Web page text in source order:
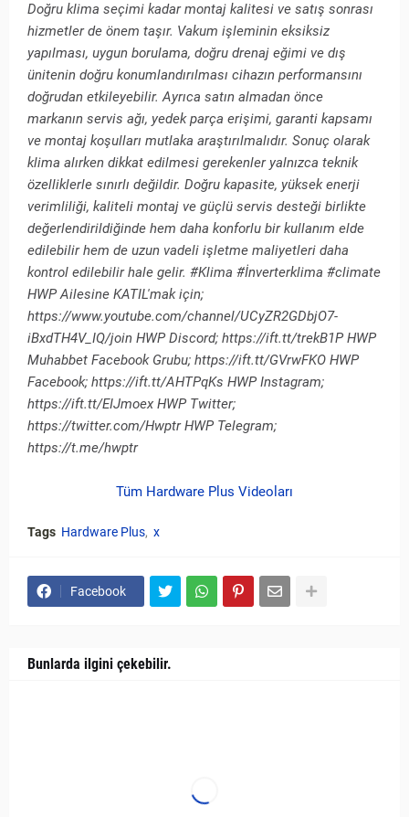
Doğru klima seçimi kadar montaj kalitesi ve satış sonrası
hizmetler de önem taşır. Vakum işleminin eksiksiz
yapılması, uygun borulama, doğru drenaj eğimi ve dış
ünitenin doğru konumlandırılması cihazın performansını
doğrudan etkileyebilir. Ayrıca satın almadan önce
markanın servis ağı, yedek parça erişimi, garanti kapsamı
ve montaj koşulları mutlaka araştırılmalıdır. Sonuç olarak
klima alırken dikkat edilmesi gerekenler yalnızca teknik
özelliklerle sınırlı değildir. Doğru kapasite, yüksek enerji
verimliliği, kaliteli montaj ve güçlü servis desteği birlikte
değerlendirildiğinde hem daha konforlu bir kullanım elde
edilebilir hem de uzun vadeli işletme maliyetleri daha
kontrol edilebilir hale gelir. #Klima #İnverterklima #climate
HWP Ailesine KATIL'mak için;
https://www.youtube.com/channel/UCyZR2GDbjO7-
iBxdTH4V_IQ/join HWP Discord; https://ift.tt/trekB1P HWP
Muhabbet Facebook Grubu; https://ift.tt/GVrwFKO HWP
Facebook; https://ift.tt/AHTPqKs HWP Instagram;
https://ift.tt/EIJmoex HWP Twitter;
https://twitter.com/Hwptr HWP Telegram;
https://t.me/hwptr
Tüm Hardware Plus Videoları
Tags Hardware Plus x
Facebook
Bunlarda ilgini çekebilir.